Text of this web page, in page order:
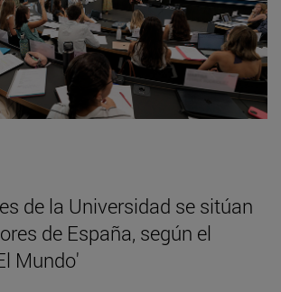
de la Universidad se sitúan
de España, según el
Mundo'